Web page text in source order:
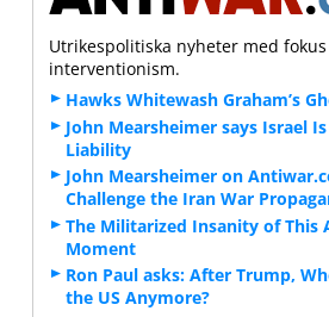
Utrikespolitiska nyheter med
interventionism.
Hawks Whitewash Graham’s
John Mearsheimer says Israel
Liability
John Mearsheimer on
Challenge the Iran War
The Militarized Insanity of This
Moment
Ron Paul asks: After Trump,
the US Anymore?